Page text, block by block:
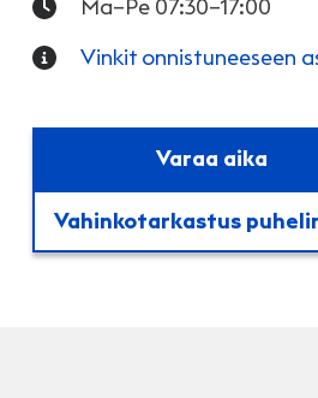
Ma–Pe 07:30–17:00
Vinkit onnistuneeseen
Varaa aika
Vahinkotarkastus